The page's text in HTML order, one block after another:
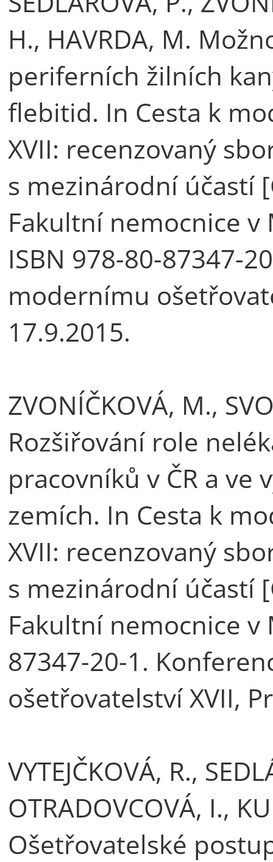
H., HAVRDA, M.
periferních žilních
flebitid. In Cesta k
XVII: recenzovaný
s mezinárodní účastí
Fakultní nemocnice v
ISBN 978-80-87347-
modernímu
17.9.2015.
ZVONÍČKOVÁ, M.,
Rozšiřování role
pracovníků v ČR a ve
zemích. In Cesta k
XVII: recenzovaný
s mezinárodní účastí
Fakultní nemocnice v
87347-20-1.
ošetřovatelství XVII,
VYTEJČKOVÁ, R.,
OTRADOVCOVÁ, I.,
Ošetřovatelské